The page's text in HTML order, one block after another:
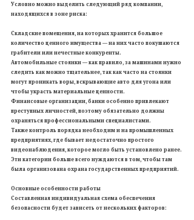
Условно можно выделить следующий ряд компании,
находящихся в зоне риска:
Складские помещения, на которых хранится большое
количество ценного имущества — на них часто покушаются
грабители или нечестные конкуренты.
Автомобильные стоянки — как правило, за машинами нужно
следить как можно тщательнее, так как часто на стоянки
могут проникать воры, вскрывающие авто для угона или
чтобы украсть материальные ценности.
Финансовые организации, банки особенно привлекают
преступных личностей, поэтому обязательно должны
охраняться профессиональными специалистами.
Также контроль порядка необходим и на промышленных
предприятиях, где бывает недостаточно простого
видеонаблюдения, которое могло быть установлено ранее.
Эти категории больше всего нуждаются в том, чтобы там
была организована охрана государственных предприятий.
Основные особенности работы
Составленная индивидуальная схема обеспечения
безопасности будет зависеть от нескольких факторов: